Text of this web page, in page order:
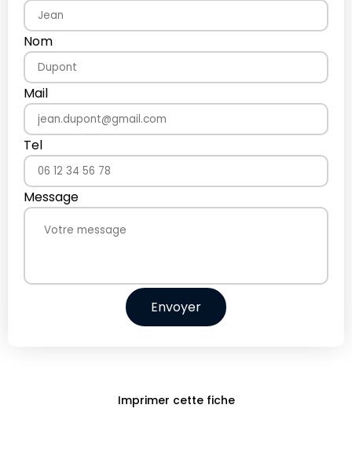
Nom
Mail
Tel
Message
Envoyer
Imprimer cette fiche